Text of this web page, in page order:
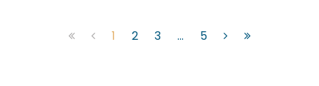
1 2 3 ... 5